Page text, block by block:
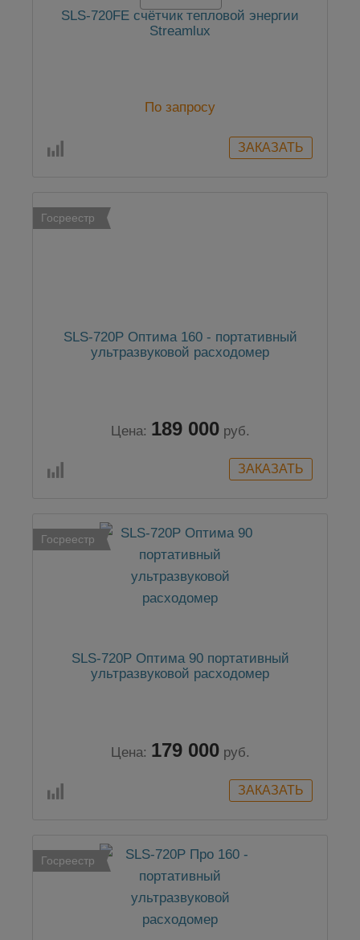
SLS-720FE cчётчик тепловой энергии
Streamlux
По запросу
Госреестр
SLS-720P Оптима 160 - портативный
ультразвуковой расходомер
Цена: 189 000 руб.
Госреестр
SLS-720P Оптима 90 портативный
ультразвуковой расходомер
Цена: 179 000 руб.
Госреестр